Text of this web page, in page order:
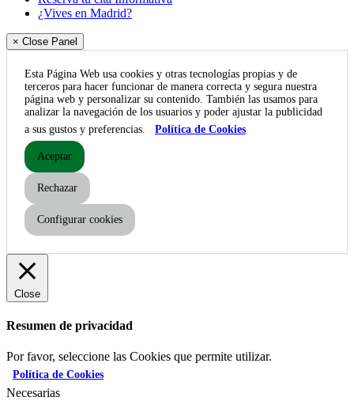
¿Vives en Madrid?
× Close Panel
Esta Página Web usa cookies y otras tecnologías propias y de
terceros para hacer funcionar de manera correcta y segura nuestra
página web y personalizar su contenido. También las usamos para
analizar la navegación de los usuarios y poder ajustar la publicidad
a sus gustos y preferencias.
Política de Cookies
Aceptar
Rechazar
Configurar cookies
Close
Resumen de privacidad
Por favor, seleccione las Cookies que permite utilizar.
Política de Cookies
Necesarias